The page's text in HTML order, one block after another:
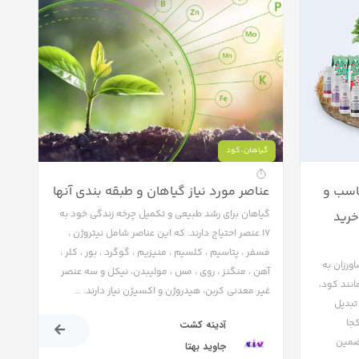
و
به
کود،
گیاهان،کود
عناصر مورد نیاز گیاهان و طبقه بندی آنها
گیاهان برای رشد طبیعی و تکمیل چرخه زندگی خود به
۱۷ عنصر احتیاج دارند. که این عناصر شامل نیتروژن ،
فسفر ، پتاسیم ، کلسیم ، منیزیم ، گوگرد ، بور ، کلر ،
آهن ، منگنز ، روی ، مس ، مولیبدن، نیکل و سه عنصر
غیر معدنی کربن، هیدروژن و اکسیژن نیاز دارند. …
آدینه کشت
جاوید بهتا